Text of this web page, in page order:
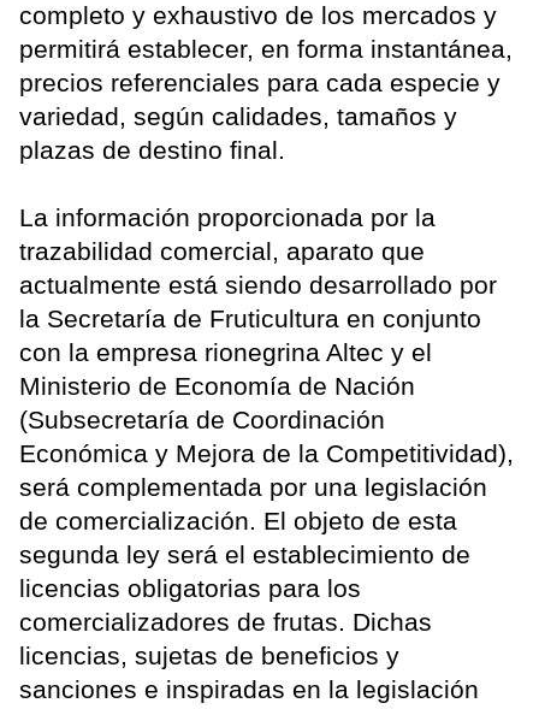
completo y exhaustivo de los mercados y
permitirá establecer, en forma instantánea,
precios referenciales para cada especie y
variedad, según calidades, tamaños y
plazas de destino final.
La información proporcionada por la
trazabilidad comercial, aparato que
actualmente está siendo desarrollado por
la Secretaría de Fruticultura en conjunto
con la empresa rionegrina Altec y el
Ministerio de Economía de Nación
(Subsecretaría de Coordinación
Económica y Mejora de la Competitividad),
será complementada por una legislación
de comercialización. El objeto de esta
segunda ley será el establecimiento de
licencias obligatorias para los
comercializadores de frutas. Dichas
licencias, sujetas de beneficios y
sanciones e inspiradas en la legislación